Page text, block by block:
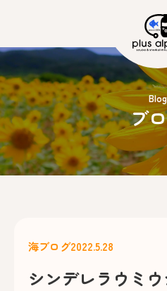
Blog
ブ
海ブログ2022.5.28
シンデレラウミウ